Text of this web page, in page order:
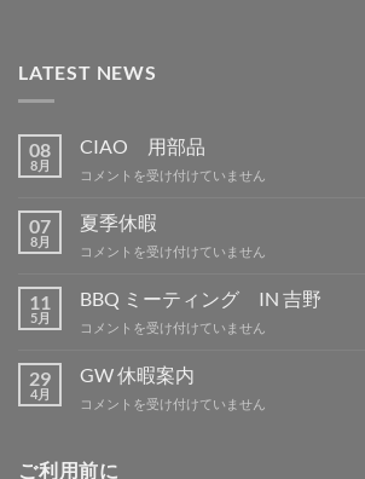
LATEST NEWS
08
8月
CIAO 用部品
CIAO
部
品
は
コメントを受け付けていません
07
8月
夏季休暇
夏
休
は
コメントを受け付けていません
11
5月
BBQ ミーティング IN 吉野
BBQ
ー
ィ
IN
コメントを受け付けていません
29
4月
GW 休暇案内
GW
案
コメントを受け付けていません
ご利用前に